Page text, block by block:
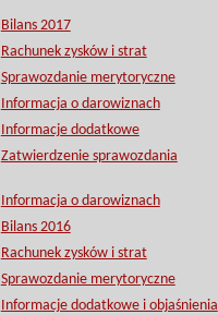
Bilans 2017
Rachunek zysków i strat
Sprawozdanie merytoryczne
Informacja o darowiznach
Informacje dodatkowe
Zatwierdzenie sprawozdania
Informacja o darowiznach
Bilans 2016
Rachunek zysków i strat
Sprawozdanie merytoryczne
Informacje dodatkowe i objaśnienia